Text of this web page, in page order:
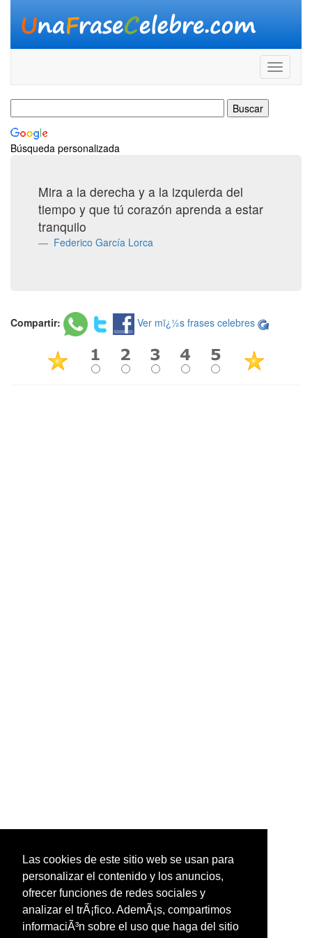
Las cookies de este sitio web se usan para
personalizar el contenido y los anuncios,
ofrecer funciones de redes sociales y
analizar el trÃ¡fico. AdemÃ¡s, compartimos
informaciÃ³n sobre el uso que haga del sitio
Búsqueda personalizada
Mira a la derecha y a la izquierda del
tiempo y que tú corazón aprenda a estar
tranquilo
Federico García Lorca
Compartir: Ver mï¿½s frases celebres